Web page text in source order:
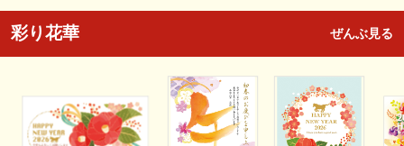
彩り花華 ぜんぶ見る